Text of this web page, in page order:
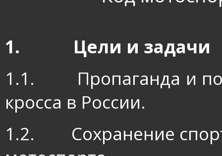
1.
Цели и задачи
1.1.
Пропаганда и
кросса в России.
1.2.
Сохранение